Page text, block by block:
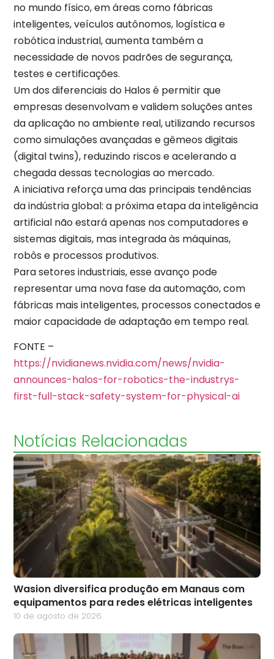
no mundo físico, em áreas como fábricas
inteligentes, veículos autônomos, logística e
robótica industrial, aumenta também a
necessidade de novos padrões de segurança,
testes e certificações.
Um dos diferenciais do Halos é permitir que
empresas desenvolvam e validem soluções antes
da aplicação no ambiente real, utilizando recursos
como simulações avançadas e gêmeos digitais
(digital twins), reduzindo riscos e acelerando a
chegada dessas tecnologias ao mercado.
A iniciativa reforça uma das principais tendências
da indústria global: a próxima etapa da inteligência
artificial não estará apenas nos computadores e
sistemas digitais, mas integrada às máquinas,
robôs e processos produtivos.
Para setores industriais, esse avanço pode
representar uma nova fase da automação, com
fábricas mais inteligentes, processos conectados e
maior capacidade de adaptação em tempo real.
FONTE –
https://nvidianews.nvidia.com/news/nvidia-
announces-halos-for-robotics-the-industrys-
first-full-stack-safety-system-for-physical-ai
Notícias Relacionadas
Wasion diversifica produção em Manaus com
equipamentos para redes elétricas inteligentes
10 de agosto de 2026